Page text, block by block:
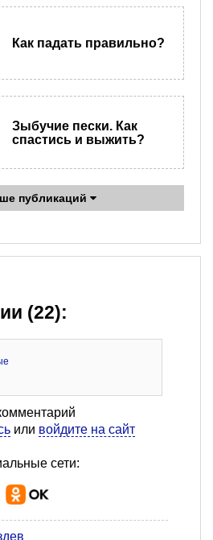
Как падать правильно?
Зыбучие пески. Как
спастись и выжить?
публикаций
(22):
или войдите на сайт
сети: